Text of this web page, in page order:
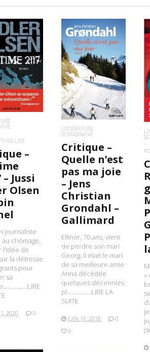
LA SUITE
THRILLER
–
– Jussi
Olsen
journaliste
au chômage,
l’idée de
la détresse
pour
sa
2020
0
LIRE LA SUITE
LITTÉRATURE
SCANDINAVE
Critique –
Quelle n’est
pas ma joie
– Jens
Christian
Grondahl –
Gallimard
Ellinor, 70 ans, vient
de perdre son mari
Georg. Il était le mari
de sa meilleure amie
Anna décédée
quelques décennies
pl…………….LIRE LA
SUITE
JUIN 10, 2018
0
0
«